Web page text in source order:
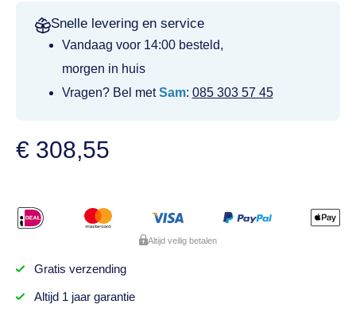
Snelle levering en service
Vandaag voor 14:00 besteld,
morgen in huis
Vragen? Bel metSam: 085 303 57 45
€ 308,55
Altijd veilig betalen
Gratis verzending
Altijd 1 jaargarantie